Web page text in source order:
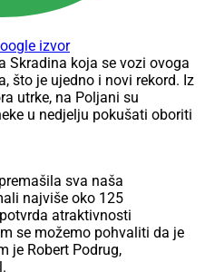
izvor
Skradina koja se vozi ovoga
što je ujedno i novi rekord. Iz
utrke, na Poljani su
u nedjelju pokušati oboriti
sva naša
najviše oko 125
atraktivnosti
se možemo pohvaliti da je
je Robert Podrug,